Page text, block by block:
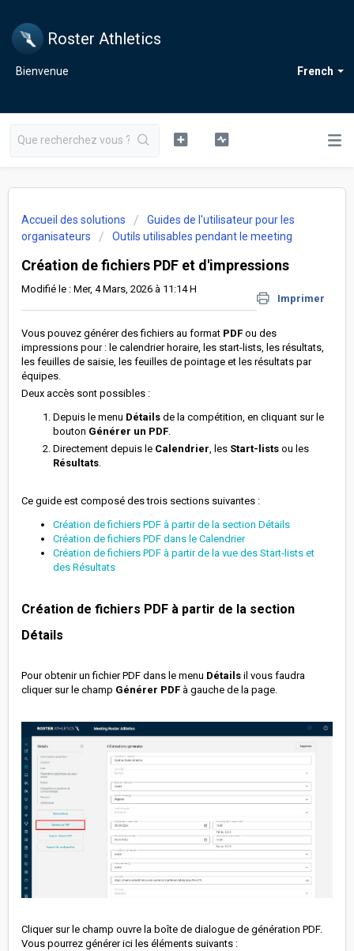
Roster Athletics
French
Bienvenue
Accueil des solutions
Guides de l'utilisateur pour les
organisateurs
Outils utilisables pendant le meeting
Création de fichiers PDF et d'impressions
Imprimer
Modifié le : Mer, 4 Mars, 2026 à 11:14 H
Vous pouvez générer des fichiers au format PDF ou des
impressions pour : le calendrier horaire, les start-lists, les résultats,
les feuilles de saisie, les feuilles de pointage et les résultats par
équipes.
Deux accès sont possibles :
Depuis le menu Détails de la compétition, en cliquant sur le
bouton Générer un PDF.
Directement depuis le Calendrier, les Start-lists ou les
Résultats.
Ce guide est composé des trois sections suivantes :
Création de fichiers PDF à partir de la section Détails
Création de fichiers PDF dans le Calendrier
Création de fichiers PDF à partir de la vue des Start-lists et
des Résultats
Création de fichiers PDF à partir de la section
Détails
Pour obtenir un fichier PDF dans le menu Détails il vous faudra
cliquer sur le champ Générer PDF à gauche de la page.
Cliquer sur le champ ouvre la boîte de dialogue de génération PDF.
Vous pourrez générer ici les éléments suivants :